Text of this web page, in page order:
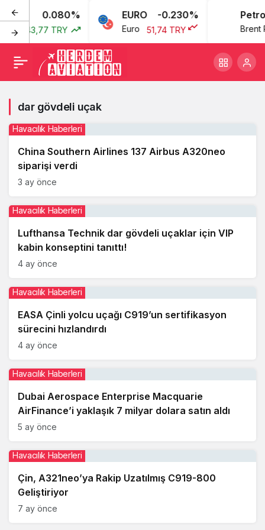
0.080%
43,77 TRY
EURO -0.230%
Euro 51,74 TRY
Petrol
Brent
dar gövdeli uçak
China Southern Airlines 137 Airbus A320neo
siparişi verdi
Havacılık Haberleri
3 ay önce
Lufthansa Technik dar gövdeli uçaklar için VIP
kabin konseptini tanıttı!
Havacılık Haberleri
4 ay önce
EASA Çinli yolcu uçağı C919’un sertifikasyon
sürecini hızlandırdı
Havacılık Haberleri
4 ay önce
Dubai Aerospace Enterprise Macquarie
AirFinance’i yaklaşık 7 milyar dolara satın aldı
Havacılık Haberleri
5 ay önce
Çin, A321neo’ya Rakip Uzatılmış C919-800
Geliştiriyor
Havacılık Haberleri
7 ay önce